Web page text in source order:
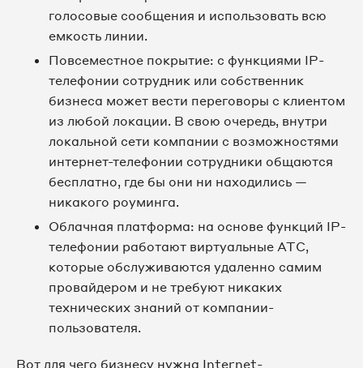
голосовые сообщения и использовать всю
емкость линии.
Повсеместное покрытие: с функциями IP-
телефонии сотрудник или собственник
бизнеса может вести переговоры с клиентом
из любой локации. В свою очередь, внутри
локальной сети компании с возможностями
интернет-телефонии сотрудники общаются
бесплатно, где бы они ни находились —
никакого роуминга.
Облачная платформа: на основе функций IP-
телефонии работают виртуальные АТС,
которые обслуживаются удаленно самим
провайдером и не требуют никаких
технических знаний от компании-
пользователя.
Вот для чего бизнесу нужна Internet-